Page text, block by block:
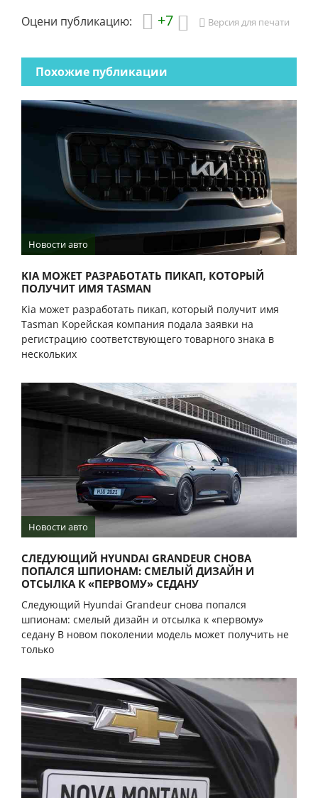
Оцени публикацию: +7 Версия для печати
Похожие публикации
Новости авто
KIA МОЖЕТ РАЗРАБОТАТЬ ПИКАП, КОТОРЫЙ
ПОЛУЧИТ ИМЯ TASMAN
Kia может разработать пикап, который получит имя
Tasman Корейская компания подала заявки на
регистрацию соответствующего товарного знака в
нескольких
Новости авто
СЛЕДУЮЩИЙ HYUNDAI GRANDEUR СНОВА
ПОПАЛСЯ ШПИОНАМ: СМЕЛЫЙ ДИЗАЙН И
ОТСЫЛКА К «ПЕРВОМУ» СЕДАНУ
Следующий Hyundai Grandeur снова попался
шпионам: смелый дизайн и отсылка к «первому»
седану В новом поколении модель может получить не
только